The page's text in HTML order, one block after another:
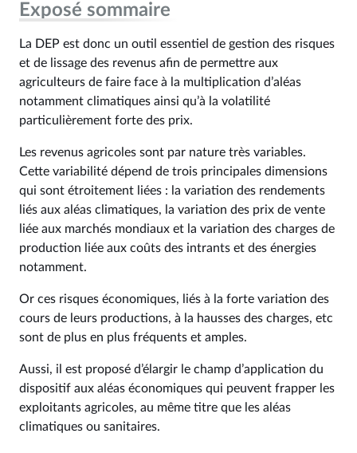
Exposé sommaire
La DEP est donc un outil essentiel de gestion des risques
et de lissage des revenus afin de permettre aux
agriculteurs de faire face à la multiplication d’aléas
notamment climatiques ainsi qu’à la volatilité
particulièrement forte des prix.
Les revenus agricoles sont par nature très variables.
Cette variabilité dépend de trois principales dimensions
qui sont étroitement liées : la variation des rendements
liés aux aléas climatiques, la variation des prix de vente
liée aux marchés mondiaux et la variation des charges de
production liée aux coûts des intrants et des énergies
notamment.
Or ces risques économiques, liés à la forte variation des
cours de leurs productions, à la hausses des charges, etc
sont de plus en plus fréquents et amples.
Aussi, il est proposé d’élargir le champ d’application du
dispositif aux aléas économiques qui peuvent frapper les
exploitants agricoles, au même titre que les aléas
climatiques ou sanitaires.